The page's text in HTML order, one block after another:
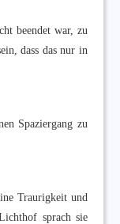
beendet war, zu
dass das nur in
Spaziergang zu
Traurigkeit und
sprach sie